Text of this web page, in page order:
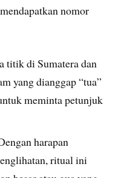
nomor
titik di Sumatera dan
yang dianggap “tua”
meminta petunjuk
harapan
ritual ini